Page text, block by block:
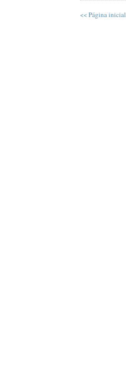
<< Página inicial